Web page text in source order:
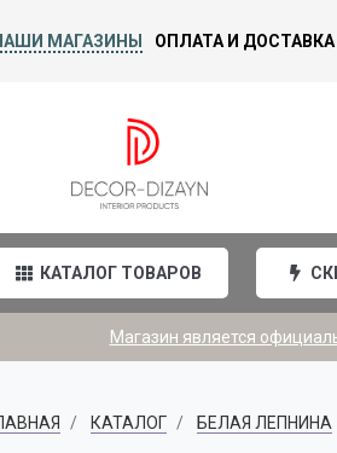
МАГАЗИНЫ ОПЛАТА И ДОСТАВКА
КАТАЛОГ ТОВАРОВ
Магазин является
КАТАЛОГ БЕЛАЯ ЛЕПНИНА